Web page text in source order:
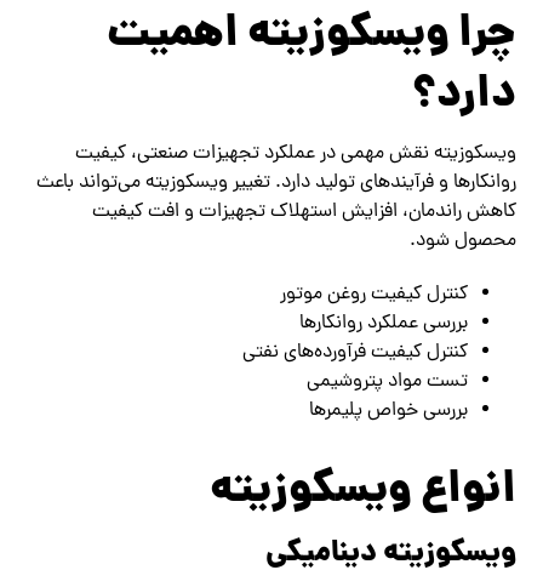
چرا ویسکوزیته اهمیت
دارد؟
ویسکوزیته نقش مهمی در عملکرد تجهیزات صنعتی، کیفیت
روانکارها و فرآیندهای تولید دارد. تغییر ویسکوزیته می‌تواند باعث
کاهش راندمان، افزایش استهلاک تجهیزات و افت کیفیت
محصول شود.
کنترل کیفیت روغن موتور
بررسی عملکرد روانکارها
کنترل کیفیت فرآورده‌های نفتی
تست مواد پتروشیمی
بررسی خواص پلیمرها
انواع ویسکوزیته
ویسکوزیته دینامیکی